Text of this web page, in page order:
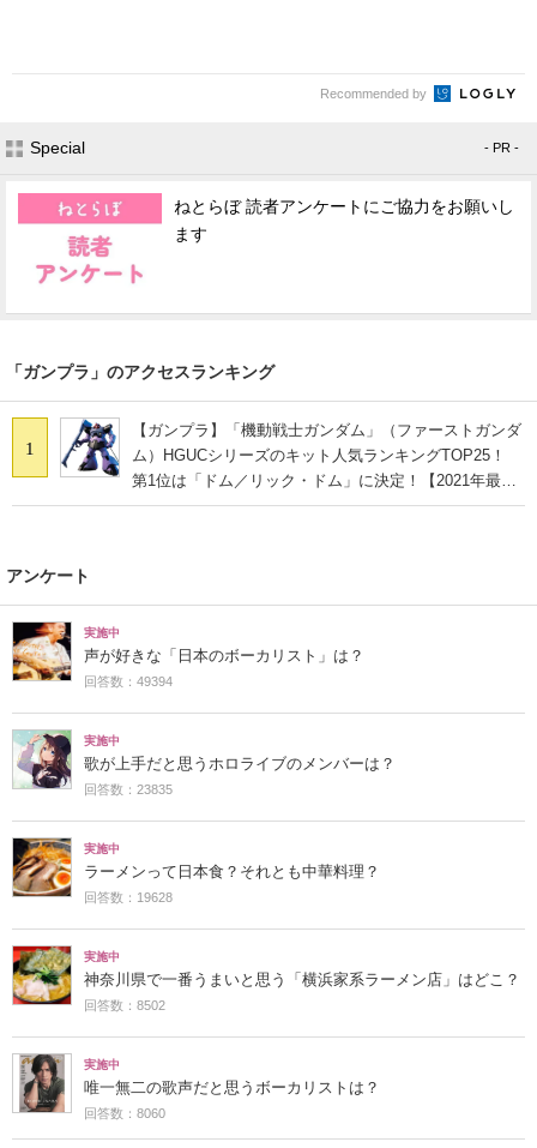
Recommended by
Special - PR -
ねとらぼ 読者アンケートにご協力をお願いし
ます
「ガンプラ」のアクセスランキング
1
【ガンプラ】「機動戦士ガンダム」（ファーストガンダ
ム）HGUCシリーズのキット人気ランキングTOP25！
第1位は「ドム／リック・ドム」に決定！【2021年最新
投票結果】
アンケート
実施中
声が好きな「日本のボーカリスト」は？
回答数：49394
実施中
歌が上手だと思うホロライブのメンバーは？
回答数：23835
実施中
ラーメンって日本食？それとも中華料理？
回答数：19628
実施中
神奈川県で一番うまいと思う「横浜家系ラーメン店」はどこ？
回答数：8502
実施中
唯一無二の歌声だと思うボーカリストは？
回答数：8060